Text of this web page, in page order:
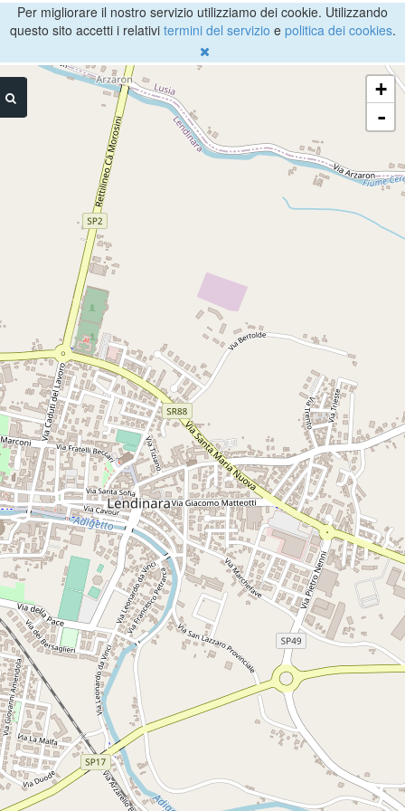
Per migliorare il nostro servizio utilizziamo dei cookie. Utilizzando
questo sito accetti i relativi termini del servizio e politica dei cookies.
+
-